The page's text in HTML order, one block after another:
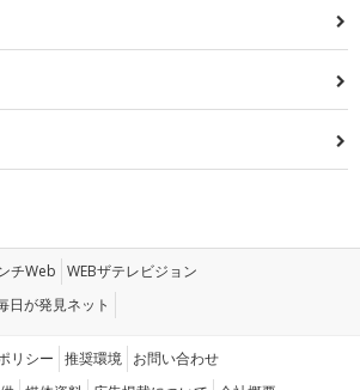
チWeb WEBザテレビジョン
日が発見ネット
リシー 推奨環境 お問い合わせ